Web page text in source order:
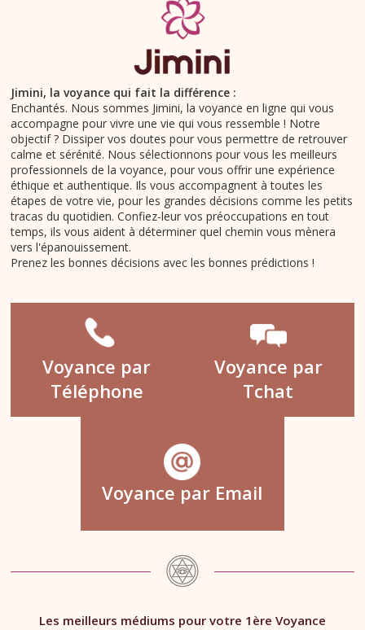
Jimini, la voyance qui fait la différence :
Enchantés. Nous sommes Jimini, la voyance en ligne qui vous
accompagne pour vivre une vie qui vous ressemble ! Notre
objectif ? Dissiper vos doutes pour vous permettre de retrouver
calme et sérénité. Nous sélectionnons pour vous les meilleurs
professionnels de la voyance, pour vous offrir une expérience
éthique et authentique. Ils vous accompagnent à toutes les
étapes de votre vie, pour les grandes décisions comme les petits
tracas du quotidien. Confiez-leur vos préoccupations en tout
temps, ils vous aident à déterminer quel chemin vous mènera
vers l'épanouissement.
Prenez les bonnes décisions avec les bonnes prédictions !
Voyance par
Téléphone
Voyance par
Tchat
Voyance par Email
Les meilleurs médiums pour votre 1ère Voyance